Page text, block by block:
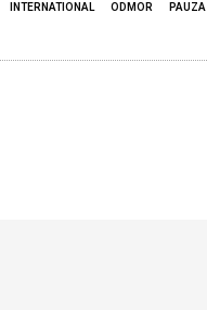
INTERNATIONAL ODMOR PAUZA